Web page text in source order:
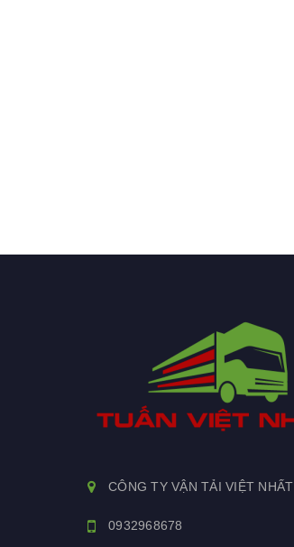
CÔNG TY VẬN TẢI VIỆT NHẤT
0932968678